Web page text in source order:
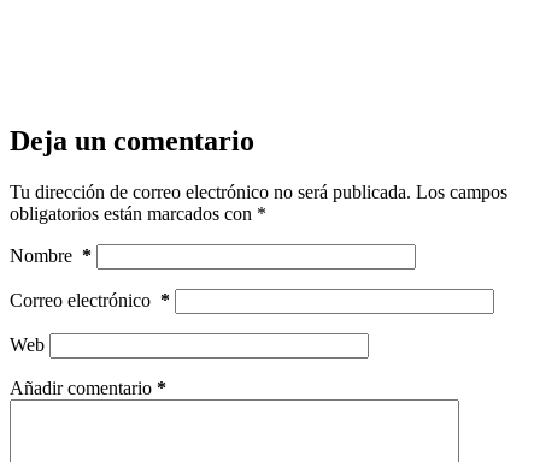
Deja un comentario
Tu dirección de correo electrónico no será publicada. Los campos
obligatorios están marcados con *
Nombre *
Correo electrónico *
Web
Añadir comentario *